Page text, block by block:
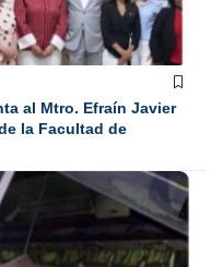
al Mtro. Efraín Javier
la Facultad de